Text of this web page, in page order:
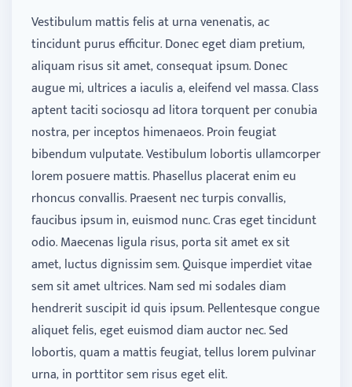
Vestibulum mattis felis at urna venenatis, ac
tincidunt purus efficitur. Donec eget diam pretium,
aliquam risus sit amet, consequat ipsum. Donec
augue mi, ultrices a iaculis a, eleifend vel massa. Class
aptent taciti sociosqu ad litora torquent per conubia
nostra, per inceptos himenaeos. Proin feugiat
bibendum vulputate. Vestibulum lobortis ullamcorper
lorem posuere mattis. Phasellus placerat enim eu
rhoncus convallis. Praesent nec turpis convallis,
faucibus ipsum in, euismod nunc. Cras eget tincidunt
odio. Maecenas ligula risus, porta sit amet ex sit
amet, luctus dignissim sem. Quisque imperdiet vitae
sem sit amet ultrices. Nam sed mi sodales diam
hendrerit suscipit id quis ipsum. Pellentesque congue
aliquet felis, eget euismod diam auctor nec. Sed
lobortis, quam a mattis feugiat, tellus lorem pulvinar
urna, in porttitor sem risus eget elit.